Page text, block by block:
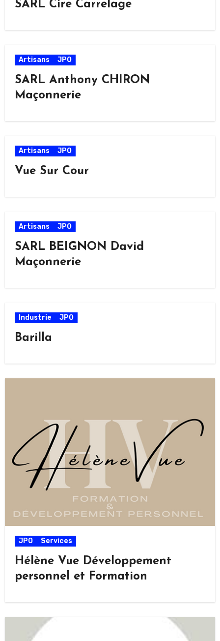
SARL Cire Carrelage
Artisans JPO
SARL Anthony CHIRON
Maçonnerie
Artisans JPO
Vue Sur Cour
Artisans JPO
SARL BEIGNON David
Maçonnerie
Industrie JPO
Barilla
JPO Services
Hélène Vue Développement
personnel et Formation